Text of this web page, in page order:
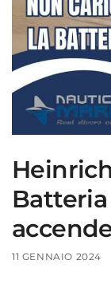
Batteria
11 GENNAIO 2024